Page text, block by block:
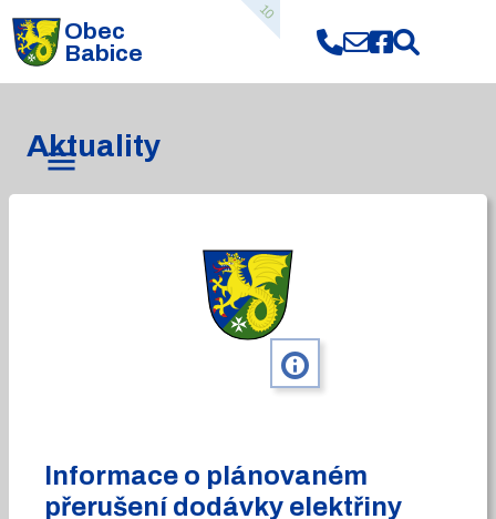
Obec
Babice
10
Aktuality
info
Informace o plánovaném
přerušení dodávky elektřiny